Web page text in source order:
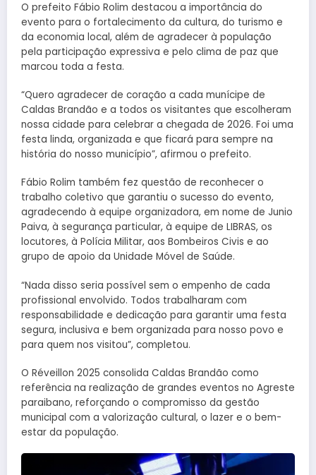
O prefeito Fábio Rolim destacou a importância do
evento para o fortalecimento da cultura, do turismo e
da economia local, além de agradecer à população
pela participação expressiva e pelo clima de paz que
marcou toda a festa.
“Quero agradecer de coração a cada munícipe de
Caldas Brandão e a todos os visitantes que escolheram
nossa cidade para celebrar a chegada de 2026. Foi uma
festa linda, organizada e que ficará para sempre na
história do nosso município”, afirmou o prefeito.
Fábio Rolim também fez questão de reconhecer o
trabalho coletivo que garantiu o sucesso do evento,
agradecendo à equipe organizadora, em nome de Junio
Paiva, à segurança particular, à equipe de LIBRAS, os
locutores, à Polícia Militar, aos Bombeiros Civis e ao
grupo de apoio da Unidade Móvel de Saúde.
“Nada disso seria possível sem o empenho de cada
profissional envolvido. Todos trabalharam com
responsabilidade e dedicação para garantir uma festa
segura, inclusiva e bem organizada para nosso povo e
para quem nos visitou”, completou.
O Réveillon 2025 consolida Caldas Brandão como
referência na realização de grandes eventos no Agreste
paraibano, reforçando o compromisso da gestão
municipal com a valorização cultural, o lazer e o bem-
estar da população.